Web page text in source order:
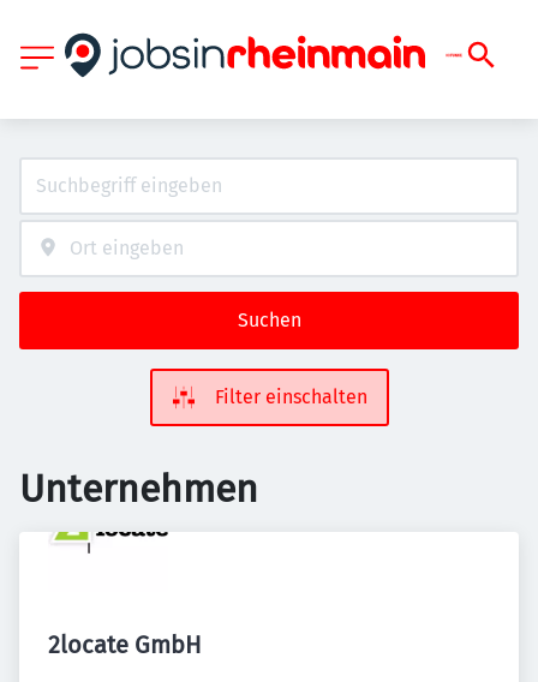
Suchen
Filter einschalten
Unternehmen
2locate GmbH